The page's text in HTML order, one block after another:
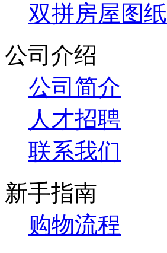
双拼房屋图纸
公司介绍
公司简介
人才招聘
联系我们
新手指南
购物流程